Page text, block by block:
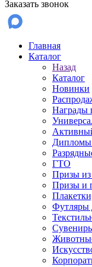
Заказать звонок
Главная
Каталог
Назад
Каталог
Новинки
Награды
Дипломы
ГТО
Призы из
Призы и
Футляры